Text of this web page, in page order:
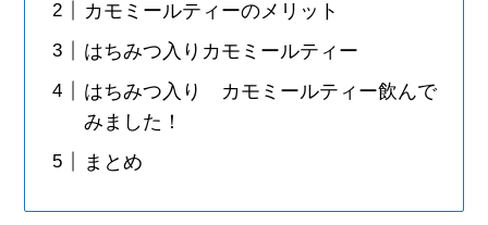
カモミールティーのメリット
はちみつ入りカモミールティー
はちみつ入り カモミールティー飲んで
みました！
まとめ